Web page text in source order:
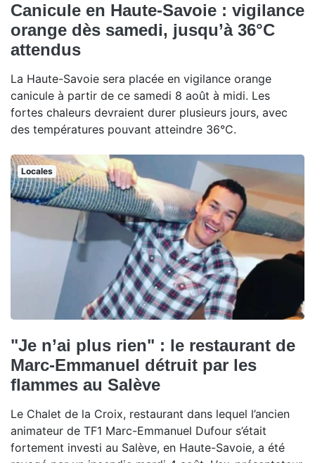
Canicule en Haute-Savoie : vigilance
orange dès samedi, jusqu’à 36°C
attendus
La Haute-Savoie sera placée en vigilance orange
canicule à partir de ce samedi 8 août à midi. Les
fortes chaleurs devraient durer plusieurs jours, avec
des températures pouvant atteindre 36°C.
Locales
"Je n’ai plus rien" : le restaurant de
Marc-Emmanuel détruit par les
flammes au Salève
Le Chalet de la Croix, restaurant dans lequel l’ancien
animateur de TF1 Marc-Emmanuel Dufour s’était
fortement investi au Salève, en Haute-Savoie, a été